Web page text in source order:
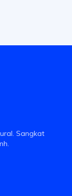
Sangkat